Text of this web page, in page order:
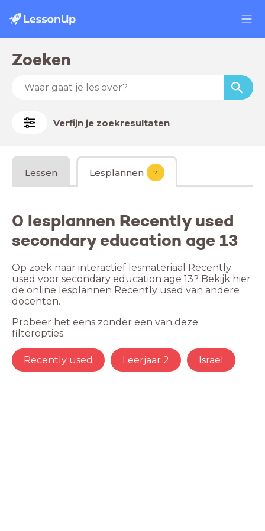
Zoeken
Verfijn je zoekresultaten
Lessen Lesplannen ?
0 lesplannen Recently used
secondary education age 13
Op zoek naar interactief lesmateriaal Recently
used voor secondary education age 13? Bekijk hier
de online lesplannen Recently used van andere
docenten.
Probeer het eens zonder een van deze
filteropties:
Recently used Leerjaar 2 Israel